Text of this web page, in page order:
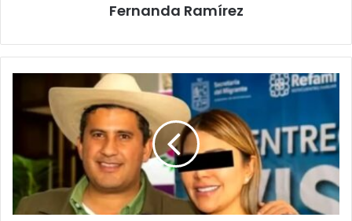
Fernanda Ramírez
secretaria
particular
Grecia
Quiroz;
la
vinculan